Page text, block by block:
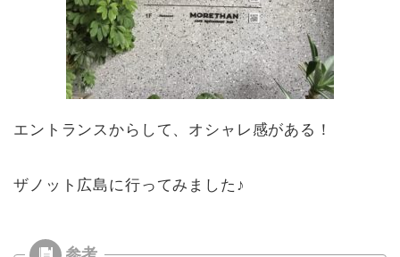
エントランスからして、オシャレ感がある！
ザノット広島に行ってみました♪